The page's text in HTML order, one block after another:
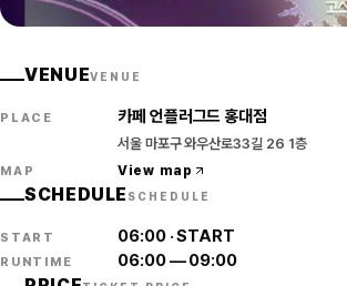
VENUEVENUE
PLACE 카페 언플러그드 홍대점
서울 마포구 와우산로33길 26 1층
MAP View map
SCHEDULE SCHEDULE
START 06:00·START
RUNTIME 06:00—09:00